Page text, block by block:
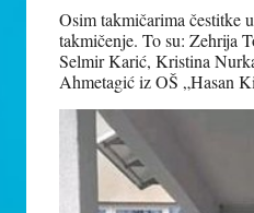
Osim takmičarima čestitke
takmičenje. To su: Zehrija
Selmir Karić, Kristina
Ahmetagić iz OŠ „Hasan